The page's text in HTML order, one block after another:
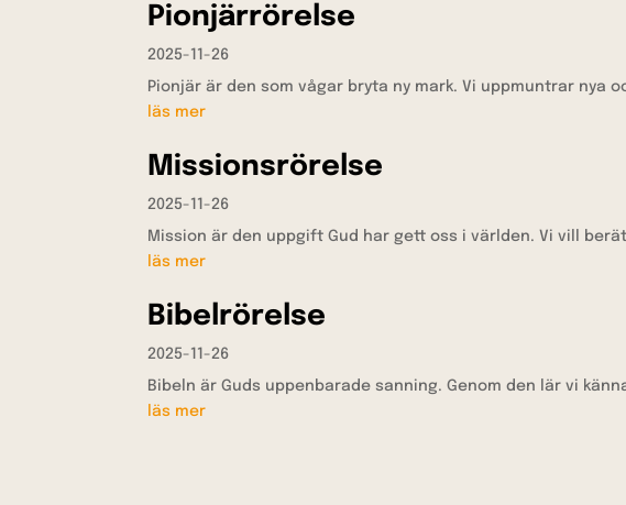
Pionjärrörelse
2025-11-26
Pionjär är den som vågar bryta ny mark. Vi uppmuntrar nya
läs mer
Missionsrörelse
2025-11-26
Mission är den uppgift Gud har gett oss i världen. Vi vill
läs mer
Bibelrörelse
2025-11-26
Bibeln är Guds uppenbarade sanning. Genom den lär vi
läs mer